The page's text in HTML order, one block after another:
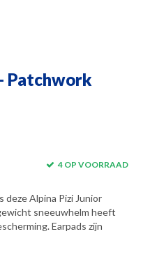
Patchwork
4 OP VOORRAAD
deze Alpina Pizi Junior
sneeuwhelm heeft
Earpads zijn